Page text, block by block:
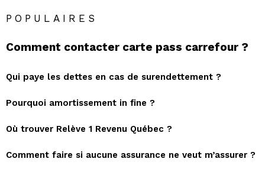
POPULAIRES
Comment contacter carte pass carrefour ?
Qui paye les dettes en cas de surendettement ?
Pourquoi amortissement in fine ?
Où trouver Relève 1 Revenu Québec ?
Comment faire si aucune assurance ne veut m’assurer ?